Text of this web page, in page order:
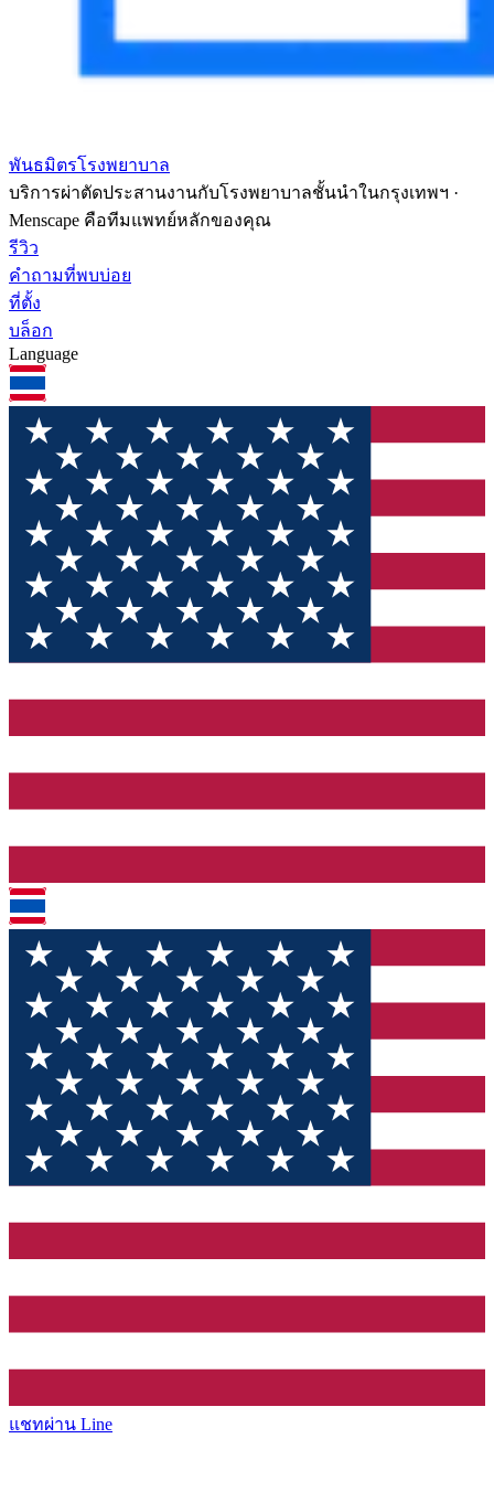
พันธมิตรโรงพยาบาล
บริการผ่าตัดประสานงานกับโรงพยาบาลชั้นนำในกรุงเทพฯ ·
Menscape คือทีมแพทย์หลักของคุณ
รีวิว
คำถามที่พบบ่อย
ที่ตั้ง
บล็อก
Language
แชทผ่าน Line